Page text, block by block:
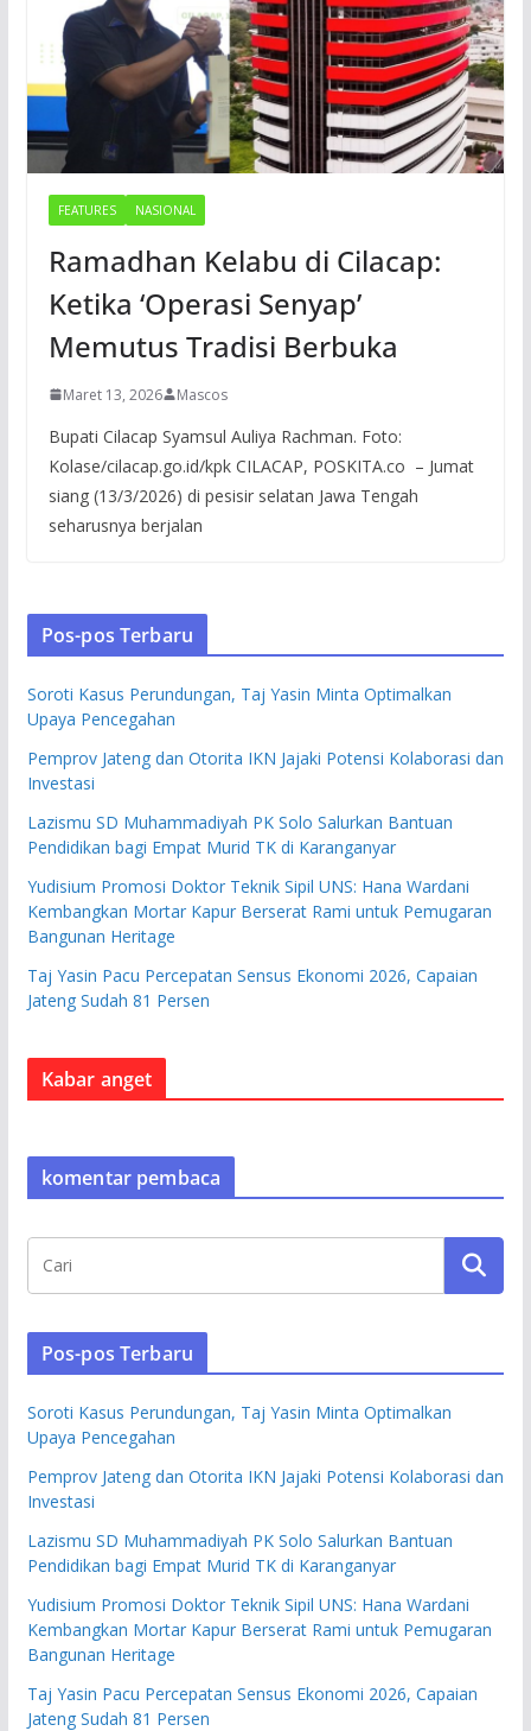
FEATURES NASIONAL
Ramadhan Kelabu di Cilacap:
Ketika ‘Operasi Senyap’
Memutus Tradisi Berbuka
Maret 13, 2026 Mascos
Bupati Cilacap Syamsul Auliya Rachman. Foto:
Kolase/cilacap.go.id/kpk CILACAP, POSKITA.co – Jumat
siang (13/3/2026) di pesisir selatan Jawa Tengah
seharusnya berjalan
Pos-pos Terbaru
Soroti Kasus Perundungan, Taj Yasin Minta Optimalkan
Upaya Pencegahan
Pemprov Jateng dan Otorita IKN Jajaki Potensi Kolaborasi dan
Investasi
Lazismu SD Muhammadiyah PK Solo Salurkan Bantuan
Pendidikan bagi Empat Murid TK di Karanganyar
Yudisium Promosi Doktor Teknik Sipil UNS: Hana Wardani
Kembangkan Mortar Kapur Berserat Rami untuk Pemugaran
Bangunan Heritage
Taj Yasin Pacu Percepatan Sensus Ekonomi 2026, Capaian
Jateng Sudah 81 Persen
Kabar anget
komentar pembaca
Pos-pos Terbaru
Soroti Kasus Perundungan, Taj Yasin Minta Optimalkan
Upaya Pencegahan
Pemprov Jateng dan Otorita IKN Jajaki Potensi Kolaborasi dan
Investasi
Lazismu SD Muhammadiyah PK Solo Salurkan Bantuan
Pendidikan bagi Empat Murid TK di Karanganyar
Yudisium Promosi Doktor Teknik Sipil UNS: Hana Wardani
Kembangkan Mortar Kapur Berserat Rami untuk Pemugaran
Bangunan Heritage
Taj Yasin Pacu Percepatan Sensus Ekonomi 2026, Capaian
Jateng Sudah 81 Persen